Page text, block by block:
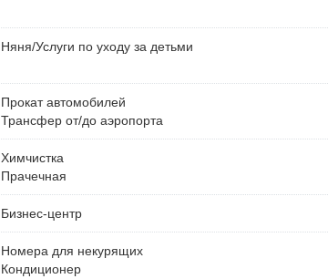
Няня/Услуги по уходу за детьми
Прокат автомобилей
Трансфер от/до аэропорта
Химчистка
Прачечная
Бизнес-центр
Номера для некурящих
Кондиционер